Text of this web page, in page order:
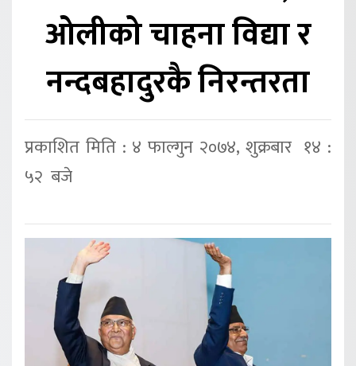
ओलीको चाहना विद्या र
नन्दबहादुरकै निरन्तरता
प्रकाशित मिति : ४ फाल्गुन २०७४, शुक्रबार १४ :
५२ बजे